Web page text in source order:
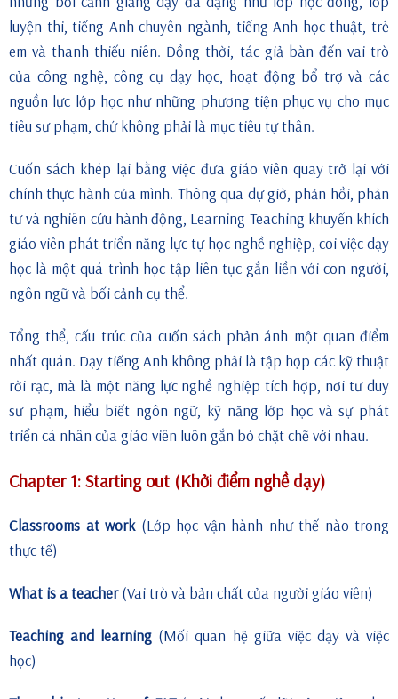
luyện thi, tiếng Anh chuyên ngành, tiếng Anh học thuật, trẻ
em và thanh thiếu niên. Đồng thời, tác giả bàn đến vai trò
của công nghệ, công cụ dạy học, hoạt động bổ trợ và các
nguồn lực lớp học như những phương tiện phục vụ cho mục
tiêu sư phạm, chứ không phải là mục tiêu tự thân.
Cuốn sách khép lại bằng việc đưa giáo viên quay trở lại với
chính thực hành của mình. Thông qua dự giờ, phản hồi, phản
tư và nghiên cứu hành động, Learning Teaching khuyến khích
giáo viên phát triển năng lực tự học nghề nghiệp, coi việc dạy
học là một quá trình học tập liên tục gắn liền với con người,
ngôn ngữ và bối cảnh cụ thể.
Tổng thể, cấu trúc của cuốn sách phản ánh một quan điểm
nhất quán. Dạy tiếng Anh không phải là tập hợp các kỹ thuật
rời rạc, mà là một năng lực nghề nghiệp tích hợp, nơi tư duy
sư phạm, hiểu biết ngôn ngữ, kỹ năng lớp học và sự phát
triển cá nhân của giáo viên luôn gắn bó chặt chẽ với nhau.
Chapter 1: Starting out (Khởi điểm nghề dạy)
Classrooms at work(Lớp học vận hành như thế nào trong
thực tế)
What is a teacher(Vai trò và bản chất của người giáo viên)
Teaching and learning (Mối quan hệ giữa việc dạy và việc
học)